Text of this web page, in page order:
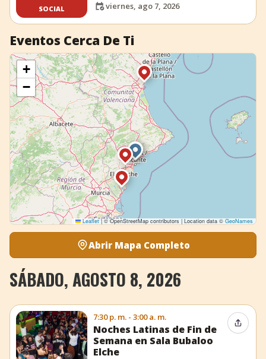
SOCIAL
viernes, ago 7, 2026
Eventos Cerca De Ti
+
−
Leaflet | © OpenStreetMap contributors | Location data © GeoNames
Abrir Mapa Completo
SÁBADO, AGOSTO 8, 2026
7:30 p. m. - 3:00 a. m.
Noches Latinas de Fin de
Semana en Sala Bubaloo
Elche